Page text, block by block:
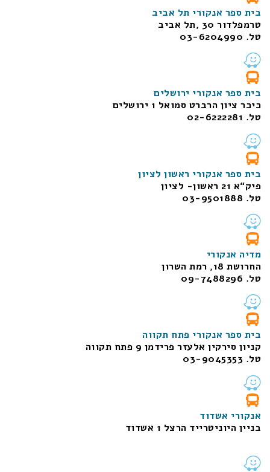
בית ספר אנקורי תל אביב
טרמפלדור 30 ,תל אביב
טל. 03-6204990
בית ספר אנקורי ירושלים
כיכר ציון הרברט סמואל 1
ירושלים
טל. 02-6222281
בית ספר אנקורי ראשון לציון
פיק“א 21 ראשון- לציון
טל. 03-9501888
מדיה אנקורי
החרושת 18, רמת השרון
טל. 09-7488296
בית ספר אנקורי פתח תקווה
קניון סירקין אלעזר פרידמן 9 פתח תקווה
טל. 03-9045353
אנקורי אשדוד
בניין היוניטרייד הרצל 1 אשדוד